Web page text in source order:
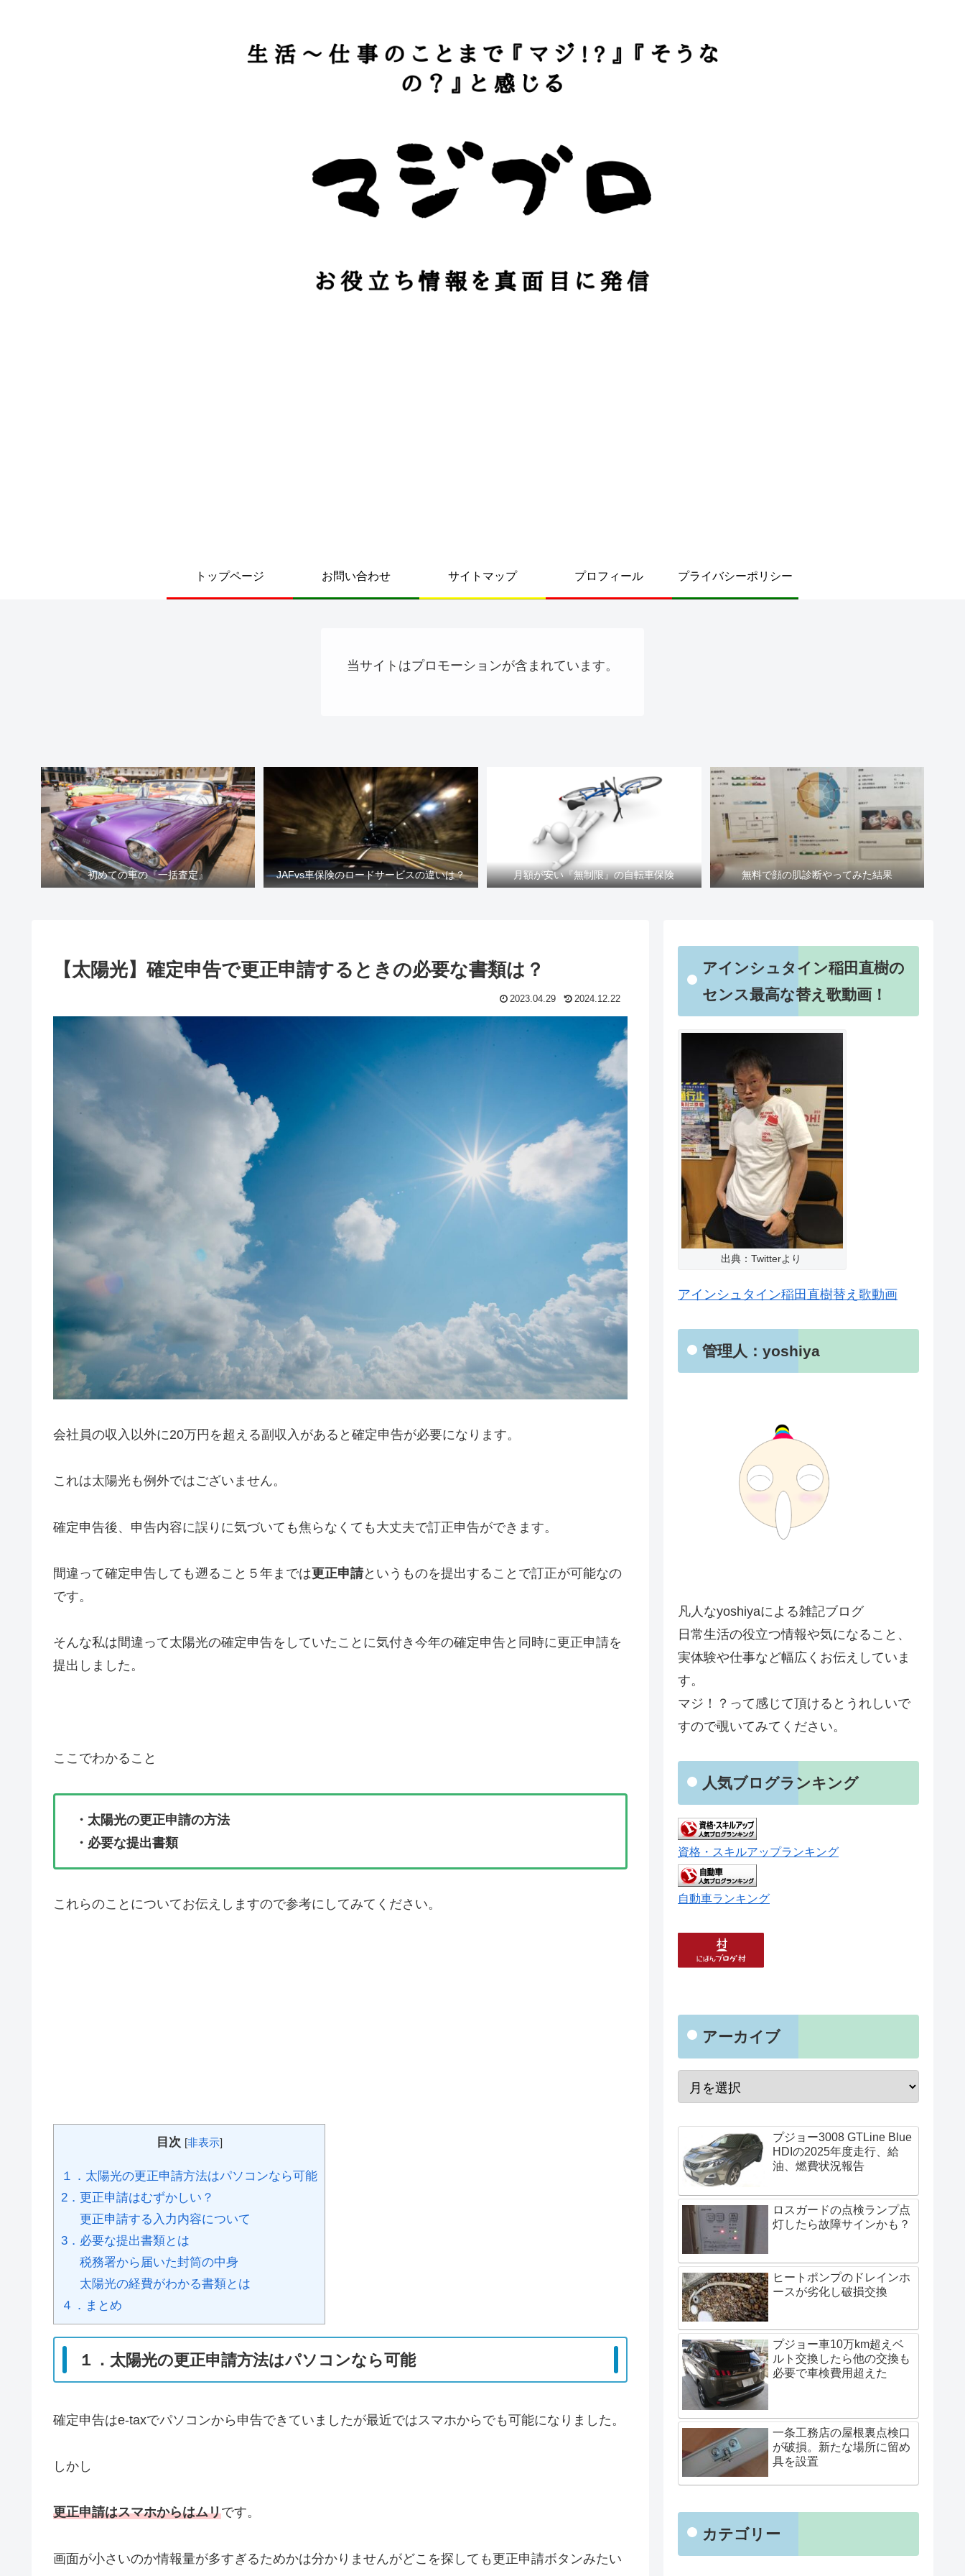
トップページ お問い合わせ サイトマップ プロフィール プライバシーポリシー
当サイトはプロモーションが含まれています。
初めての車の『一括査定』 JAFvs車保険のロードサービスの違いは？ 月額が安い『無制限』の自転車保険 無料で顔の肌診断やってみた結果
【太陽光】確定申告で更正申請するときの必要な書類は？
2023.04.29 2024.12.22
会社員の収入以外に20万円を超える副収入があると確定申告が必要になります。
これは太陽光も例外ではございません。
確定申告後、申告内容に誤りに気づいても焦らなくても大丈夫で訂正申告ができます。
間違って確定申告しても遡ること５年までは更正申請というものを提出することで訂正が可能なの
です。
そんな私は間違って太陽光の確定申告をしていたことに気付き今年の確定申告と同時に更正申請を
提出しました。
ここでわかること
・太陽光の更正申請の方法
・必要な提出書類
これらのことについてお伝えしますので参考にしてみてください。
目次 [非表示]
１．太陽光の更正申請方法はパソコンなら可能
2．更正申請はむずかしい？
更正申請する入力内容について
3．必要な提出書類とは
税務署から届いた封筒の中身
太陽光の経費がわかる書類とは
４．まとめ
１．太陽光の更正申請方法はパソコンなら可能
確定申告はe-taxでパソコンから申告できていましたが最近ではスマホからでも可能になりました。
しかし
更正申請はスマホからはムリです。
画面が小さいのか情報量が多すぎるためかは分かりませんがどこを探しても更正申請ボタンみたい
アインシュタイン稲田直樹の
センス最高な替え歌動画！
出典：Twitterより
アインシュタイン稲田直樹替え歌動画
管理人：yoshiya
凡人なyoshiyaによる雑記ブログ
日常生活の役立つ情報や気になること、
実体験や仕事など幅広くお伝えしていま
す。
マジ！？って感じて頂けるとうれしいで
すので覗いてみてください。
人気ブログランキング
資格・スキルアップランキング
自動車ランキング
アーカイブ
プジョー3008 GTLine Blue
HDIの2025年度走行、給
油、燃費状況報告
ロスガードの点検ランプ点
灯したら故障サインかも？
ヒートポンプのドレインホ
ースが劣化し破損交換
プジョー車10万km超えベ
ルト交換したら他の交換も
必要で車検費用超えた
一条工務店の屋根裏点検口
が破損。新たな場所に留め
具を設置
カテゴリー